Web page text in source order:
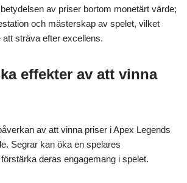
av priser bortom monetärt värde;
och mästerskap av spelet, vilket
att sträva efter excellens.
effekter av att vinna
av att vinna priser i Apex Legends
Segrar kan öka en spelares
deras engagemang i spelet.